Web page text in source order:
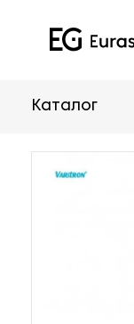
Каталог